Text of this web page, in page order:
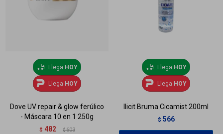
Llega HOY
Llega HOY
Dove UV repair & glow ferúlico
- Máscara 10 en 1 250g
$ 482 $ 603
Llega HOY
Llega HOY
Ilicit Bruma Cicamist 200ml
$ 566